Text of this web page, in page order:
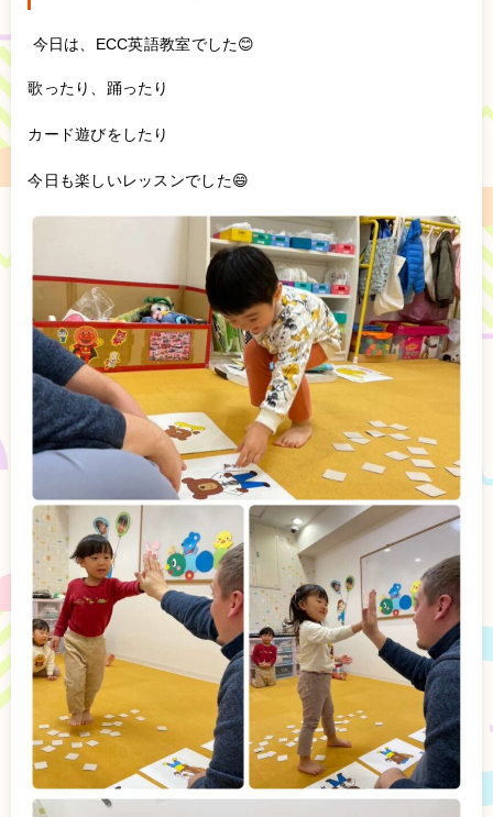
今日は、ECC英語教室でした😊
歌ったり、踊ったり
カード遊びをしたり
今日も楽しいレッスンでした😄